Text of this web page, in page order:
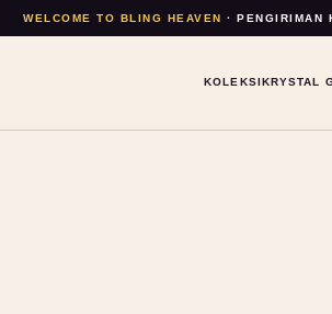
WELCOME TO BLING HEAVEN · PENGIRIMAN
KOLEKSIKRYSTAL